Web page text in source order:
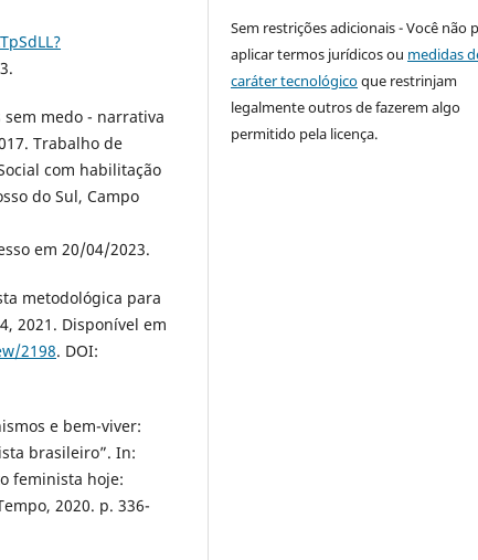
sem medo - narrativa
Trabalho de
com habilitação
do Sul, Campo
em 20/04/2023.
metodológica para
2021. Disponível em
2198. DOI:
e bem-viver:
brasileiro”. In:
feminista hoje:
2020. p. 336-
Sem restrições adicionais - Você não
aplicar termos jurídicos ou medidas
caráter tecnológicoque restrinjam
legalmente outros de fazerem algo
permitido pela licença.